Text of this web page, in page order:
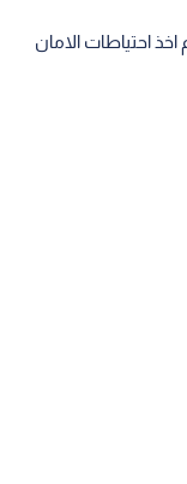
احتياطات الامان